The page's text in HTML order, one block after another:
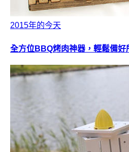
2015年的今天
全方位BBQ烤肉神器，輕鬆備好